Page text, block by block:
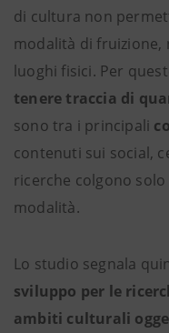
di cultura non
modalità di fruizione,
luoghi fisici. Per
tenere traccia di
sono tra i principali
contenuti sui social,
ricerche colgono
modalità.
Lo studio segnala
sviluppo per le
ambiti culturali